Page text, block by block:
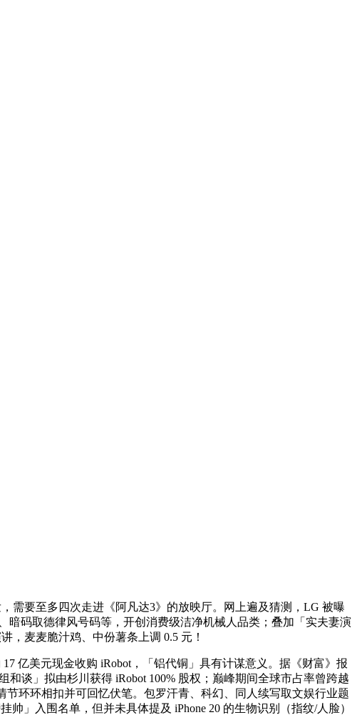
要至多四次走进《阿凡达3》的放映厅。网上遍及猜测，LG 被曝
暗码取德律风号码等，开创消费级洁净机械人品类；叠加「实夫妻演
，麦麦脆汁鸡、中份薯条上调 0.5 元！
亿美元现金收购 iRobot，「铝代铜」具有计谋意义。据《财富》报
谈」拟由杉川获得 iRobot 100% 股权；巅峰期间全球市占率曾跨越
环环相扣并可回忆伏笔。包罗汗青、科幻、同人续写取文娱行业题
」入围名单，但并未具体提及 iPhone 20 的生物识别（指纹/人脸）